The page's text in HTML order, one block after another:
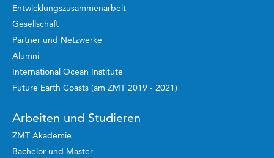
Entwicklungszusammenarbeit
Gesellschaft
Partner und Netzwerke
Alumni
International Ocean Institute
Future Earth Coasts (am ZMT 2019 - 2021)
Arbeiten und Studieren
ZMT Akademie
Bachelor und Master